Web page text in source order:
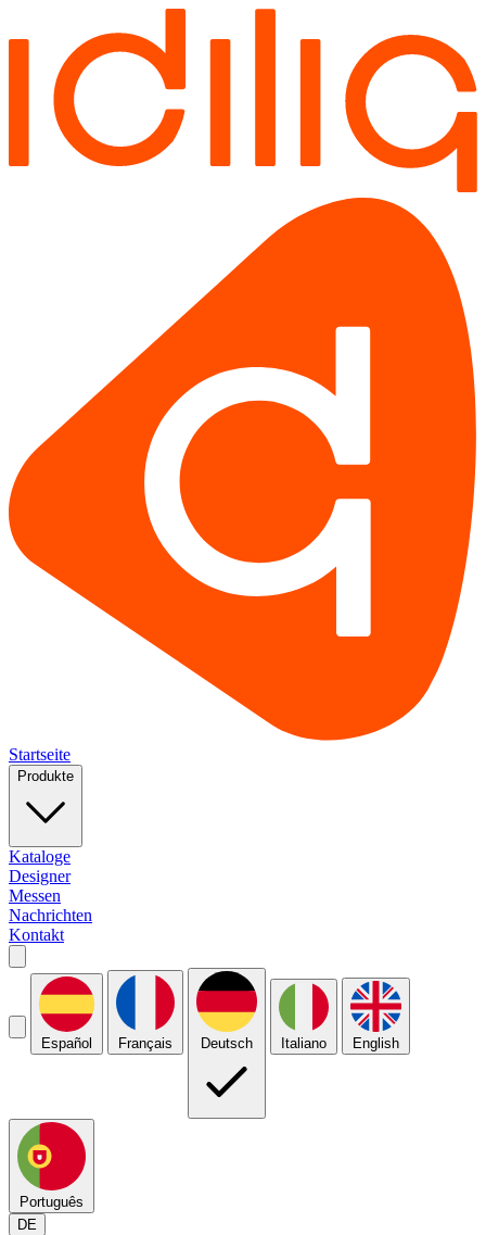
Startseite
Produkte
Kataloge
Designer
Messen
Nachrichten
Kontakt
Español Français Deutsch Italiano English
Português
DE